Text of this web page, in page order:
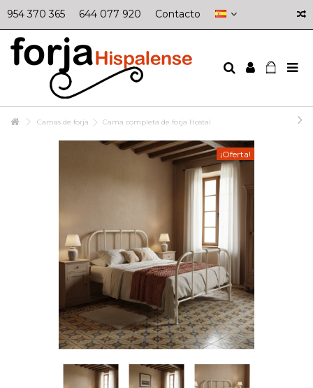
954 370 365 644 077 920 Contacto
Camas de forja Cama completa de forja Hostal
¡Oferta!